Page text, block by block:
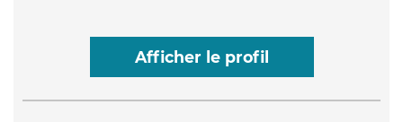
Afficher le profil